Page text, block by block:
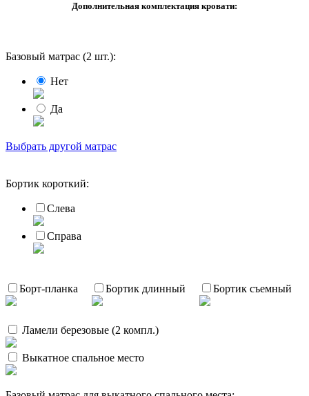
Дополнительная комплектация кровати:
Базовый матрас (2 шт.):
Нет
Да
Выбрать другой матрас
Бортик короткий:
Слева
Справа
Борт-планка Бортик длинный Бортик съемный
Ламели березовые (2 компл.)
Выкатное спальное место